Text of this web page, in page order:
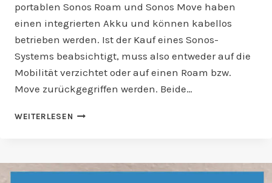
portablen Sonos Roam und Sonos Move haben
einen integrierten Akku und können kabellos
betrieben werden. Ist der Kauf eines Sonos-
Systems beabsichtigt, muss also entweder auf die
Mobilität verzichtet oder auf einen Roam bzw.
Move zurückgegriffen werden. Beide…
WEITERLESEN IST